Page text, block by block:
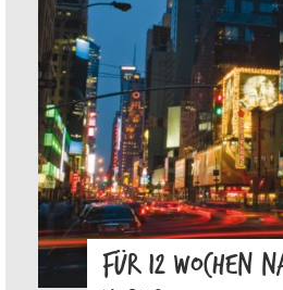
FÜR 12 WOCHEN